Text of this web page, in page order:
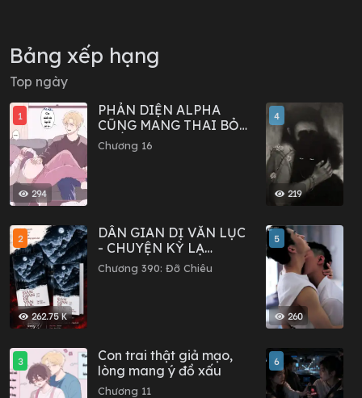
Bảng xếp hạng
Top ngày
294
1
PHẢN DIỆN ALPHA
CŨNG MANG THAI BỎ
TRỐN SAO?
Chương 16
262.75 K
2
DÂN GIAN DỊ VĂN LỤC
- CHUYỆN KỲ LẠ
TRONG DÂN GIAN
Chương 390: Đỡ Chiêu
3
Con trai thật giả mạo,
lòng mang ý đồ xấu
Chương 11
219
4
260
5
6